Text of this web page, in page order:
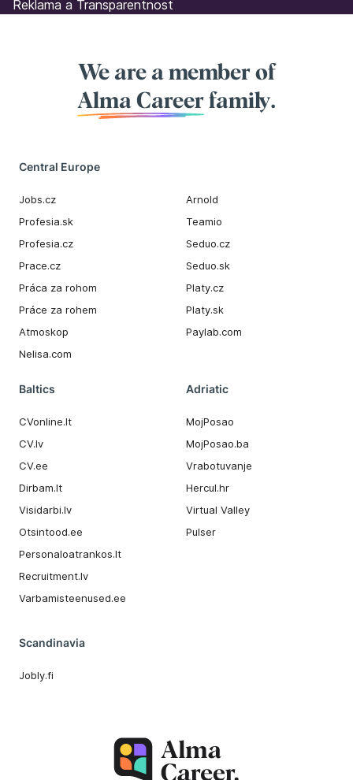
Reklama a Transparentnost
We are a member of
Alma Career family.
Central Europe
Jobs.cz
Profesia.sk
Profesia.cz
Prace.cz
Práca za rohom
Práce za rohem
Atmoskop
Nelisa.com
Arnold
Teamio
Seduo.cz
Seduo.sk
Platy.cz
Platy.sk
Paylab.com
Baltics
CVonline.lt
CV.lv
CV.ee
Dirbam.It
Visidarbi.lv
Otsintood.ee
Personaloatrankos.lt
Recruitment.lv
Varbamisteenused.ee
Adriatic
MojPosao
MojPosao.ba
Vrabotuvanje
Hercul.hr
Virtual Valley
Pulser
Scandinavia
Jobly.fi